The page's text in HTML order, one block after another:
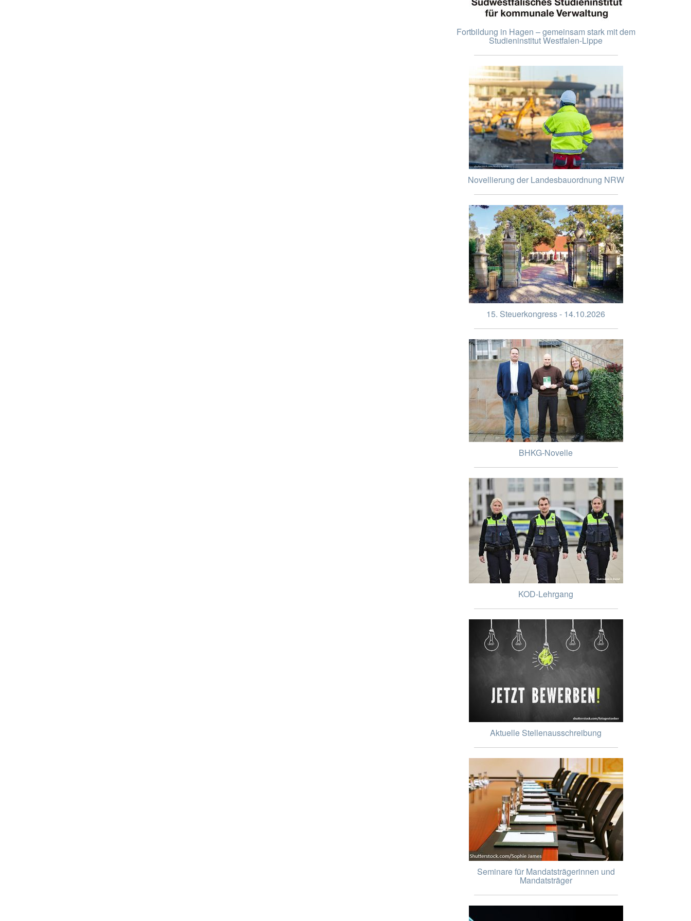
Fortbildung in Hagen – gemeinsam stark mit dem
Studieninstitut Westfalen-Lippe
Novellierung der Landesbauordnung NRW
15. Steuerkongress - 14.10.2026
BHKG-Novelle
KOD-Lehrgang
Aktuelle Stellenausschreibung
Seminare für Mandatsträgerinnen und
Mandatsträger